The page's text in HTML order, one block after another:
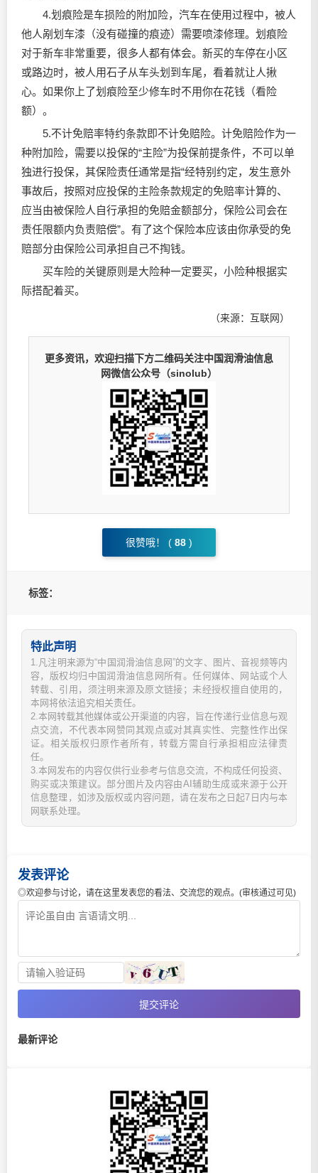
4.划痕险是车损险的附加险，汽车在使用过程中，被人
他人剐划车漆（没有碰撞的痕迹）需要喷漆修理。划痕险
对于新车非常重要，很多人都有体会。新买的车停在小区
或路边时，被人用石子从车头划到车尾，看着就让人揪
心。如果你上了划痕险至少修车时不用你在花钱（看险
额）。
5.不计免赔率特约条款即不计免赔险。计免赔险作为一
种附加险，需要以投保的“主险”为投保前提条件，不可以单
独进行投保，其保险责任通常是指“经特别约定，发生意外
事故后，按照对应投保的主险条款规定的免赔率计算的、
应当由被保险人自行承担的免赔金额部分，保险公司会在
责任限额内负责赔偿”。有了这个保险本应该由你承受的免
赔部分由保险公司承担自己不掏钱。
买车险的关键原则是大险种一定要买，小险种根据实
际搭配着买。
（来源：互联网）
更多资讯，欢迎扫描下方二维码关注中国润滑油信息
网微信公众号（sinolub）
很赞哦！ ( 88 )
标签：
特此声明
1.凡注明来源为“中国润滑油信息网”的文字、图片、音视频等内
容，版权均归中国润滑油信息网所有。任何媒体、网站或个人
转载、引用，须注明来源及原文链接；未经授权擅自使用的，
本网将依法追究相关责任。
2.本网转载其他媒体或公开渠道的内容，旨在传递行业信息与观
点交流，不代表本网赞同其观点或对其真实性、完整性作出保
证。相关版权归原作者所有，转载方需自行承担相应法律责
任。
3.本网发布的内容仅供行业参考与信息交流，不构成任何投资、
购买或决策建议。部分图片及内容由AI辅助生成或来源于公开
信息整理，如涉及版权或内容问题，请在发布之日起7日内与本
网联系处理。
发表评论
◎欢迎参与讨论，请在这里发表您的看法、交流您的观点。(审核通过可见)
提交评论
最新评论